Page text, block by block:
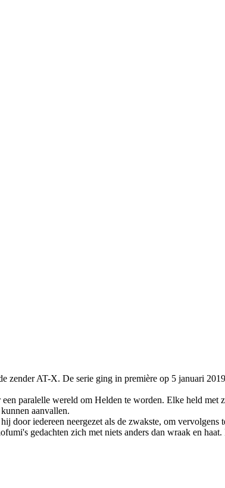
zender AT-X. De serie ging in première op 5 januari
paralelle wereld om Helden te worden. Elke held
aanvallen.
door iedereen neergezet als de zwakste, om
gedachten zich met niets anders dan wraak en